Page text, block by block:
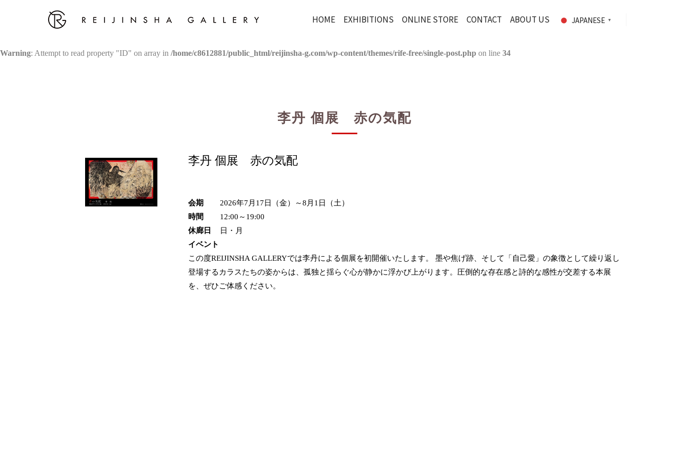
HOME EXHIBITIONS ONLINE STORE CONTACT ABOUT US JAPANESE ▼
Warning: Attempt to read property "ID" on array in /home/c8612881/public_html/reijinsha-g.com/wp-content/themes/rife-free/single-post.php on line 34
李丹 個展 赤の気配
李丹 個展 赤の気配
会期
2026年7月17日（金）～8月1日（土）
時間
12:00～19:00
休廊日
日・月
イベント
この度REIJINSHA GALLERYでは李丹による個展を初開催いたします。 墨や焦げ跡、そして「自己愛」の象徴として繰り返し
登場するカラスたちの姿からは、孤独と揺らぐ心が静かに浮かび上がります。圧倒的な存在感と詩的な感性が交差する本展
を、ぜひご体感ください。